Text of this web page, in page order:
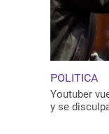
POLITICA
Youtuber
y se